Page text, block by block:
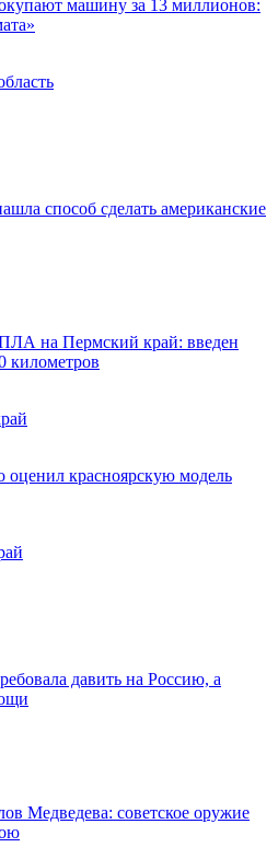
машину за 13 миллионов:
способ сделать американские
на Пермский край: введен
километров
красноярскую модель
давить на Россию, а
Медведева: советское оружие